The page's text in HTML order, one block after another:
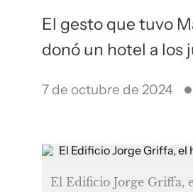
El gesto que tuvo
donó un hotel a los
7 de octubre de 2024
El Edificio Jorge Griffa,